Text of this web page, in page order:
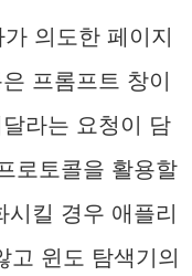
의도한 페이지
프롬프트 창이
라는 요청이 담
로토콜을 활용할
킬 경우 애플리
고 윈도 탐색기의